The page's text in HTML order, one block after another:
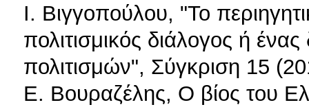
Ι. Βιγγοπούλου, "Το
πολιτισμικός διάλογος ή ένας
πολιτισμών", Σύγκριση 15
Ε. Bουραζέλης, Ο βίος του